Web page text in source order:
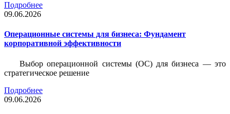
Подробнее
09.06.2026
Операционные системы для бизнеса: Фундамент
корпоративной эффективности
Выбор операционной системы (ОС) для бизнеса — это
стратегическое решение
Подробнее
09.06.2026